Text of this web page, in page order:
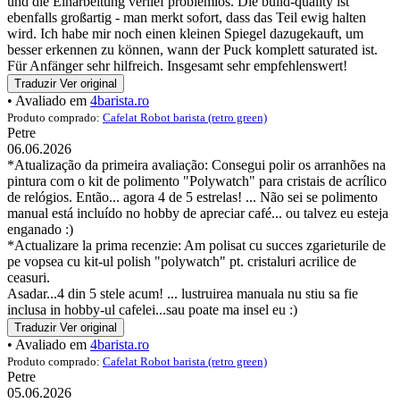
ebenfalls großartig - man merkt sofort, dass das Teil ewig halten
wird. Ich habe mir noch einen kleinen Spiegel dazugekauft, um
besser erkennen zu können, wann der Puck komplett saturated ist.
Für Anfänger sehr hilfreich. Insgesamt sehr empfehlenswert!
Traduzir Ver original
• Avaliado em 4barista.ro
Produto comprado: Cafelat Robot barista (retro green)
Petre
06.06.2026
*Atualização da primeira avaliação: Consegui polir os arranhões na
pintura com o kit de polimento "Polywatch" para cristais de acrílico
de relógios. Então... agora 4 de 5 estrelas! ... Não sei se polimento
manual está incluído no hobby de apreciar café... ou talvez eu esteja
enganado :)
*Actualizare la prima recenzie: Am polisat cu succes zgarieturile de
pe vopsea cu kit-ul polish "polywatch" pt. cristaluri acrilice de
ceasuri.
Asadar...4 din 5 stele acum! ... lustruirea manuala nu stiu sa fie
inclusa in hobby-ul cafelei...sau poate ma insel eu :)
Traduzir Ver original
• Avaliado em 4barista.ro
Produto comprado: Cafelat Robot barista (retro green)
Petre
05.06.2026